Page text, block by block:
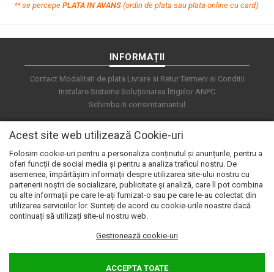
**se percepe PLATA IN AVANS (ordin de plata sau plata online cu card)
INFORMAȚII
Contact Modalitati de plata Livrare si Retur Termeni si Conditii
Instalare Sisteme Soluționarea litigiilor ANPC
Schimba-ti consimtamantul
Acest site web utilizează Cookie-uri
Folosim cookie-uri pentru a personaliza conținutul și anunțurile, pentru a
oferi funcții de social media și pentru a analiza traficul nostru. De
asemenea, împărtășim informații despre utilizarea site-ului nostru cu
partenerii noștri de socializare, publicitate și analiză, care îl pot combina
cu alte informații pe care le-ați furnizat-o sau pe care le-au colectat din
utilizarea serviciilor lor. Sunteți de acord cu cookie-urile noastre dacă
continuați să utilizați site-ul nostru web.
Gestionează cookie-uri
ACCEPTA TOATE